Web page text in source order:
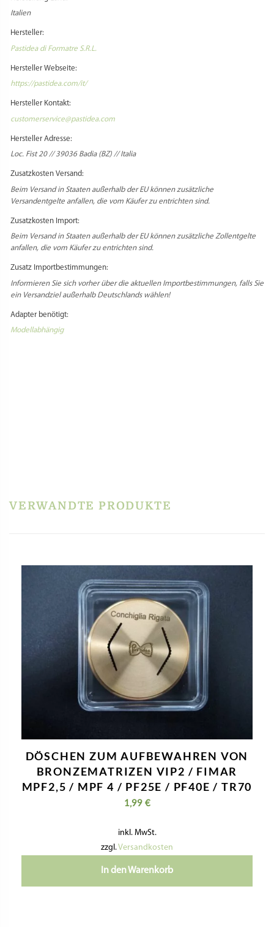
Italien
Hersteller:
Pastidea di Formatre S.R.L.
Hersteller Webseite:
https://pastidea.com/it/
Hersteller Kontakt:
customerservice@pastidea.com
Hersteller Adresse:
Loc. Fist 20 // 39036 Badia (BZ) // Italia
Zusatzkosten Versand:
Beim Versand in Staaten außerhalb der EU können zusätzliche
Versandentgelte anfallen, die vom Käufer zu entrichten sind.
Zusatzkosten Import:
Beim Versand in Staaten außerhalb der EU können zusätzliche Zollentgelte
anfallen, die vom Käufer zu entrichten sind.
Zusatz Importbestimmungen:
Informieren Sie sich vorher über die aktuellen Importbestimmungen, falls Sie
ein Versandziel außerhalb Deutschlands wählen!
Adapter benötigt:
Modellabhängig
Du musstangemeldet sein, um eine Rezension veröffentlichen zu können.
VERWANDTE PRODUKTE
DÖSCHEN ZUM AUFBEWAHREN VON
BRONZEMATRIZEN VIP2 / FIMAR
MPF2,5 / MPF 4 / PF25E / PF40E / TR70
1,99 €
inkl. MwSt.
zzgl. Versandkosten
In den Warenkorb